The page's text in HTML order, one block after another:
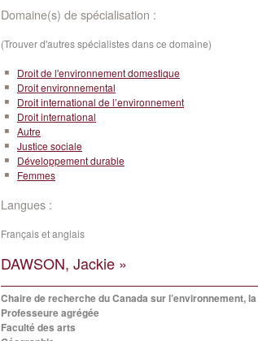
Domaine(s) de spécialisation :
(Trouver d'autres spécialistes dans ce domaine)
Droit de l'environnement domestique
Droit environnemental
Droit international de l’environnement
Droit international
Autre
Justice sociale
Développement durable
Femmes
Langues :
Français et anglais
DAWSON, Jackie »
Chaire de recherche du Canada sur l’environnement,
Professeure agrégée
Faculté des arts